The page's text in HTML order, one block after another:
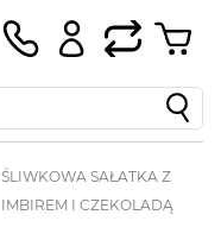
ŚLIWKOWA SAŁATKA Z
IMBIREM I CZEKOLADĄ